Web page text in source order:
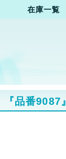
在庫一覧
『品番9087』